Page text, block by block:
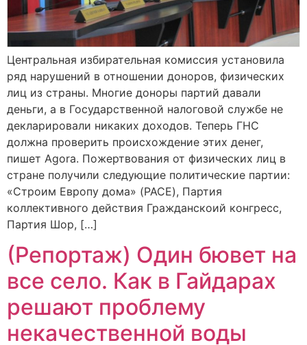
Центральная избирательная комиссия установила
ряд нарушений в отношении доноров, физических
лиц из страны. Многие доноры партий давали
деньги, а в Государственной налоговой службе не
декларировали никаких доходов. Теперь ГНС
должна проверить происхождение этих денег,
пишет Agora. Пожертвования от физических лиц в
стране получили следующие политические партии:
«Строим Европу дома» (PACE), Партия
коллективного действия Гражданскоий конгресс,
Партия Шор, […]
(Репортаж) Один бювет на
все село. Как в Гайдарах
решают проблему
некачественной воды